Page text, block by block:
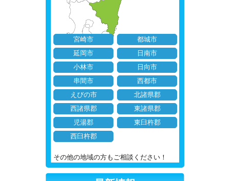
宮崎市
都城市
延岡市
日南市
小林市
日向市
串間市
西都市
えびの市
北諸県郡
西諸県郡
東諸県郡
児湯郡
東臼杵郡
西臼杵郡
その他の地域の方もご相談ください！